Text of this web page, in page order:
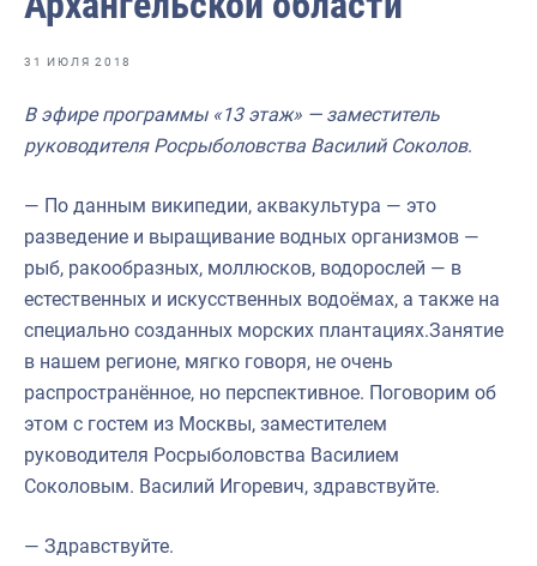
Отраслевые СМИ
Выставки и конференции
Научно-практическая литература
Рыбоохрана России
Отрасль в цифрах
Инфографика
Укрепление духовно-нравственных ценностей
31 ИЮЛЯ 2018
В эфире программы «13 этаж» — заместитель
руководителя Росрыболовства Василий Соколов.
— По данным википедии, аквакультура — это
разведение и выращивание водных организмов —
рыб, ракообразных, моллюсков, водорослей — в
естественных и искусственных водоёмах, а также на
специально созданных морских плантациях.Занятие
в нашем регионе, мягко говоря, не очень
распространённое, но перспективное. Поговорим об
этом с гостем из Москвы, заместителем
руководителя Росрыболовства Василием
Соколовым. Василий Игоревич, здравствуйте.
— Здравствуйте.